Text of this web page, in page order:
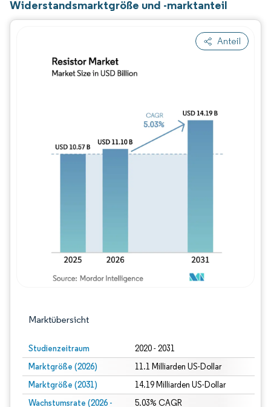
Widerstandsmarktgröße und -marktanteil
Anteil
Marktübersicht
Studienzeitraum 2020 - 2031
Marktgröße (2026) 11.1 Milliarden US-Dollar
Marktgröße (2031) 14.19 Milliarden US-Dollar
Wachstumsrate (2026 -
5.03% CAGR